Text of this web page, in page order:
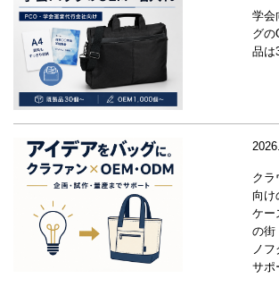
学会
グの
品は
クラ
向け
ケー
の街
ノ
サポ